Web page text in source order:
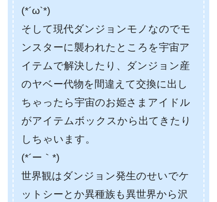
(*´ω`*)
そして現代ダンジョンモノなのでモ
ンスターに襲われたところを宇宙ア
イテムで解決したり、ダンジョン産
のヤベー代物を間違えて交換に出し
ちゃったら宇宙のお姫さまアイドル
がアイテムボックスから出てきたり
しちゃいます。
(*´ー｀*)
世界観はダンジョン発生のせいでケ
ットシーとか異種族も異世界から沢